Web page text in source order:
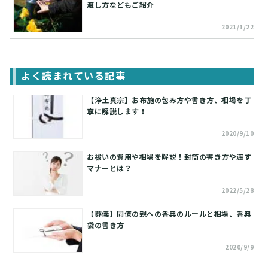
渡し方などもご紹介
2021/1/22
よく読まれている記事
【浄土真宗】お布施の包み方や書き方、相場を丁
寧に解説します！
2020/9/10
お祓いの費用や相場を解説！封筒の書き方や渡す
マナーとは？
2022/5/28
【葬儀】同僚の親への香典のルールと相場、香典
袋の書き方
2020/9/9